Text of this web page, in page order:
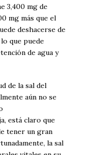
3,400 mg de
mg más que el
deshacerse de
que puede
de agua y
de la sal del
aún no se
está claro que
tener un gran
la sal